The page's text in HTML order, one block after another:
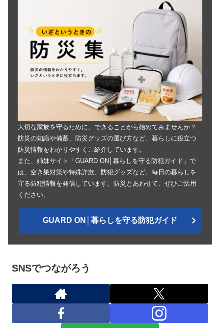
大切な家族を守るために、できることから始めてみませんか？
防災の知識や備蓄、防災グッズの選び方など、暮らしに役立つ
防災情報をわかりやすくご紹介しています。
また、姉妹サイト「GUARD ON│暮らしを守る防犯ガイド」で
は、空き巣対策や特殊詐欺、防犯グッズなど、毎日の暮らしを
守る防犯情報を発信しています。防災とあわせて、ぜひご活用
ください。
GUARD ON│暮らしを守る防犯ガイド
SNSでつながろう